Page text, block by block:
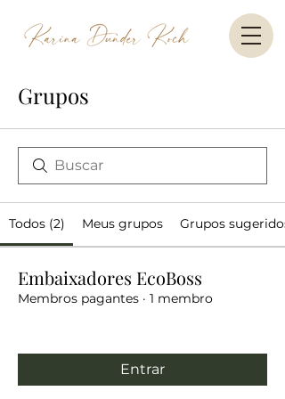
Grupos
Todos (2) Meus grupos Grupos sugeridos
Embaixadores EcoBoss
Membros pagantes · 1 membro
Entrar